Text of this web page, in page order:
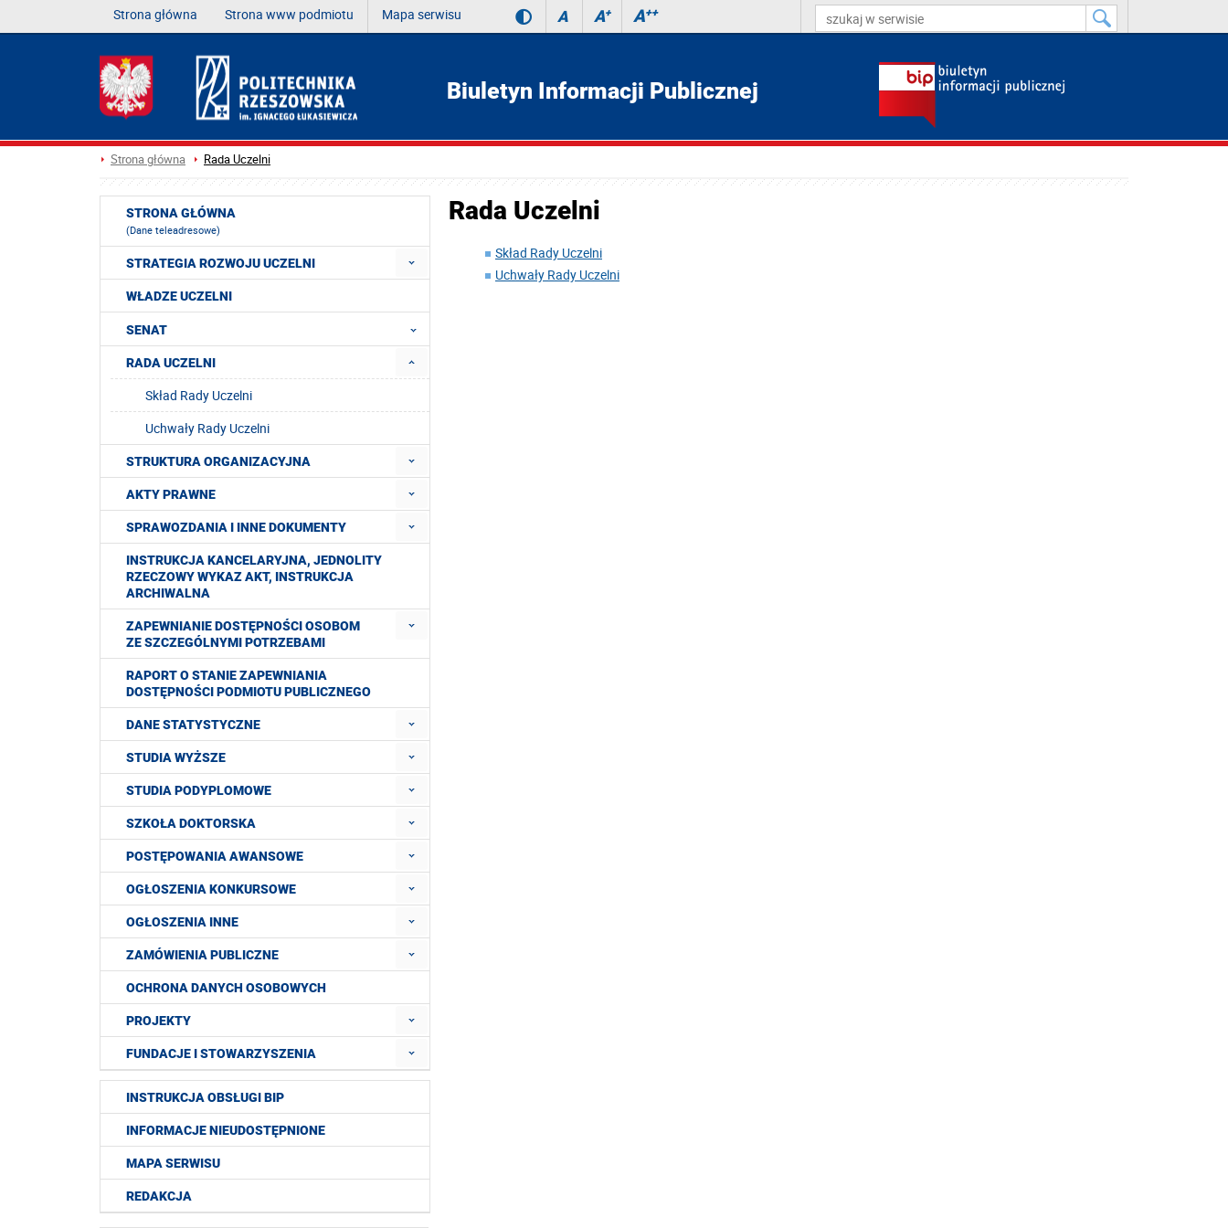
Strona główna Strona www podmiotu Mapa serwisu A A+ A++
Biuletyn Informacji Publicznej
Strona główna Rada Uczelni
Rada Uczelni
Skład Rady Uczelni
Uchwały Rady Uczelni
STRONA GŁÓWNA
(Dane teleadresowe)
STRATEGIA ROZWOJU UCZELNI
WŁADZE UCZELNI
SENAT
RADA UCZELNI
Skład Rady Uczelni
Uchwały Rady Uczelni
STRUKTURA ORGANIZACYJNA
AKTY PRAWNE
SPRAWOZDANIA I INNE DOKUMENTY
INSTRUKCJA KANCELARYJNA, JEDNOLITY
RZECZOWY WYKAZ AKT, INSTRUKCJA
ARCHIWALNA
ZAPEWNIANIE DOSTĘPNOŚCI OSOBOM
ZE SZCZEGÓLNYMI POTRZEBAMI
RAPORT O STANIE ZAPEWNIANIA
DOSTĘPNOŚCI PODMIOTU PUBLICZNEGO
DANE STATYSTYCZNE
STUDIA WYŻSZE
STUDIA PODYPLOMOWE
SZKOŁA DOKTORSKA
POSTĘPOWANIA AWANSOWE
OGŁOSZENIA KONKURSOWE
OGŁOSZENIA INNE
ZAMÓWIENIA PUBLICZNE
OCHRONA DANYCH OSOBOWYCH
PROJEKTY
FUNDACJE I STOWARZYSZENIA
INSTRUKCJA OBSŁUGI BIP
INFORMACJE NIEUDOSTĘPNIONE
MAPA SERWISU
REDAKCJA